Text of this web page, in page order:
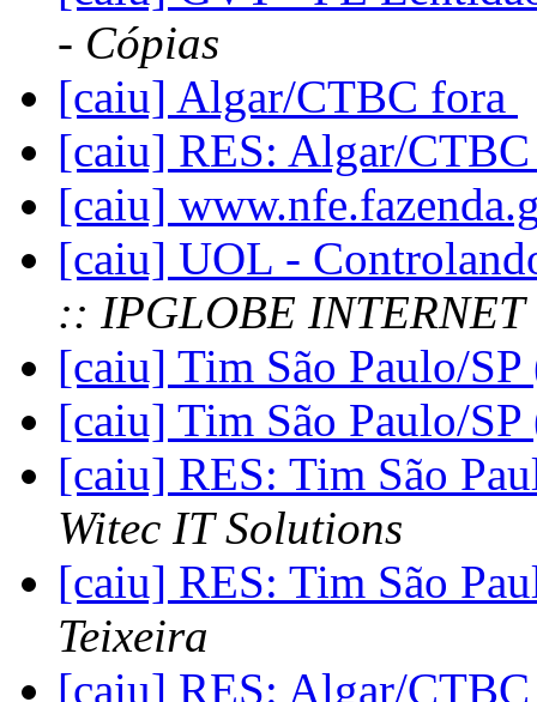
- Cópias
[caiu] Algar/CTBC fora
[caiu] RES: Algar/
[caiu]
[caiu] UOL -
:: IPGLOBE INTERNET
[caiu] Tim São Paulo/
[caiu] Tim São Paulo/
[caiu] RES: Tim São
Witec IT Solutions
[caiu] RES: Tim São
Teixeira
[caiu] RES: Algar/